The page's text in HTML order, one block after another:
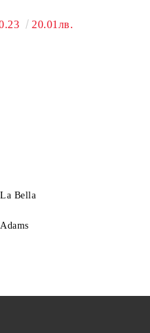
20.01лв.
La Bella
Adams